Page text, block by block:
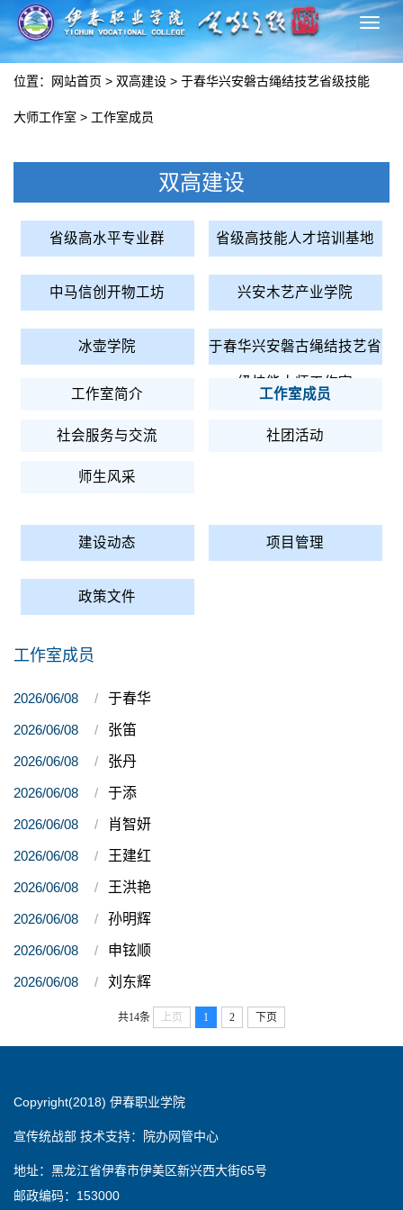
切
换
导
位置： 网站首页 > 双高建设 > 于春华兴安磐古绳结技艺省级技能
大师工作室 > 工作室成员
双高建设
省级高水平专业群 省级高技能人才培训基地
中马信创开物工坊 兴安木艺产业学院
冰壶学院 于春华兴安磐古绳结技艺省
级技能大师工作室
工作室简介 工作室成员
社会服务与交流 社团活动
师生风采
建设动态 项目管理
政策文件
工作室成员
2026/06/08 于春华
2026/06/08 张笛
2026/06/08 张丹
2026/06/08 于添
2026/06/08 肖智妍
2026/06/08 王建红
2026/06/08 王洪艳
2026/06/08 孙明辉
2026/06/08 申铉顺
2026/06/08 刘东辉
共14条 上页 1 2 下页
Copyright(2018) 伊春职业学院
宣传统战部 技术支持：院办网管中心
地址：黑龙江省伊春市伊美区新兴西大街65号
邮政编码：153000